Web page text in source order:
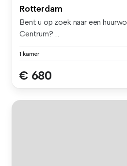
Rotterdam
Bent u op zoek naar een
Centrum? ...
1 kamer
€ 680